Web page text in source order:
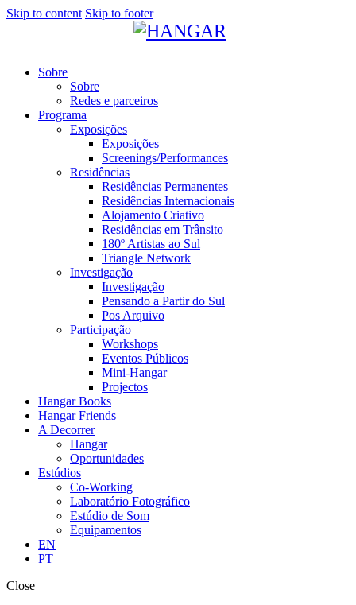
Skip to content Skip to footer
Sobre
Sobre
Redes e parceiros
Programa
Exposições
Exposições
Screenings/Performances
Residências
Residências Permanentes
Residências Internacionais
Alojamento Criativo
Residências em Trânsito
180º Artistas ao Sul
Triangle Network
Investigação
Investigação
Pensando a Partir do Sul
Pos Arquivo
Participação
Workshops
Eventos Públicos
Mini-Hangar
Projectos
Hangar Books
Hangar Friends
A Decorrer
Hangar
Oportunidades
Estúdios
Co-Working
Laboratório Fotográfico
Estúdio de Som
Equipamentos
EN
PT
Close